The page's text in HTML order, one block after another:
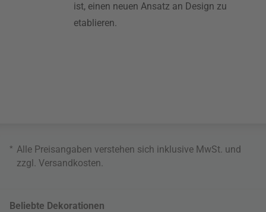
ist, einen neuen Ansatz an Design zu
etablieren.
* Alle Preisangaben verstehen sich inklusive MwSt. und
zzgl. Versandkosten
Beliebte Dekorationen